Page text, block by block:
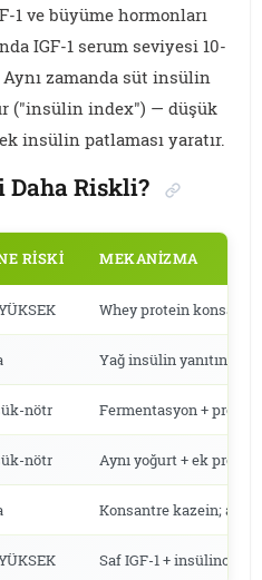
1 ve büyüme hormonları
IGF-1 serum seviyesi 10-
zamanda süt insülin
("insülin index") — düşük
insülin patlaması yaratır.
Riskli?
RISKI MEKANIZMA
Whey protein
Yağ insülin yanıtını
nötr Fermentasyon +
nötr Aynı yoğurt + ek
Konsantre kazein; ama
Saf IGF-1 +